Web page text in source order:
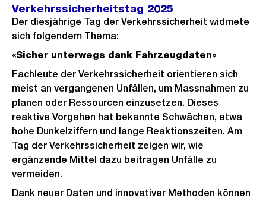
Verkehrssicherheitstag 2025
Der diesjährige Tag der Verkehrssicherheit widmete
sich folgendem Thema:
«Sicher unterwegs dank Fahrzeugdaten»
Fachleute der Verkehrssicherheit orientieren sich
meist an vergangenen Unfällen, um Massnahmen zu
planen oder Ressourcen einzusetzen. Dieses
reaktive Vorgehen hat bekannte Schwächen, etwa
hohe Dunkelziffern und lange Reaktionszeiten. Am
Tag der Verkehrssicherheit zeigen wir, wie
ergänzende Mittel dazu beitragen Unfälle zu
vermeiden.
Dank neuer Daten und innovativer Methoden können